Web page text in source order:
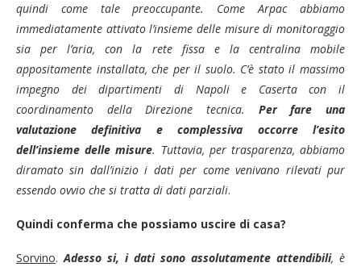
quindi come tale preoccupante. Come Arpac abbiamo
immediatamente attivato l’insieme delle misure di monitoraggio
sia per l’aria, con la rete fissa e la centralina mobile
appositamente installata, che per il suolo. C’è stato il massimo
impegno dei dipartimenti di Napoli e Caserta con il
coordinamento della Direzione tecnica. Per fare una
valutazione definitiva e complessiva occorre l’esito
dell’insieme delle misure. Tuttavia, per trasparenza, abbiamo
diramato sin dall’inizio i dati per come venivano rilevati pur
essendo ovvio che si tratta di dati parziali.
Quindi conferma che possiamo uscire di casa?
Sorvino.Adesso si, i dati sono assolutamente attendibili, è